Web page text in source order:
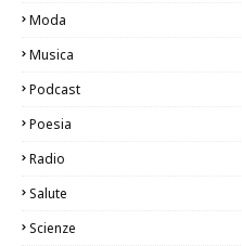
Moda
Musica
Podcast
Poesia
Radio
Salute
Scienze